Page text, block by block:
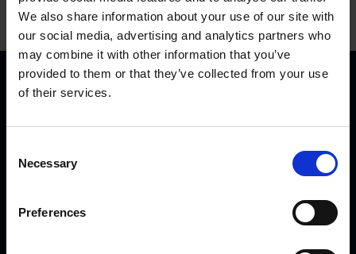
We also share information about your use of our site with
our social media, advertising and analytics partners who
may combine it with other information that you’ve
provided to them or that they’ve collected from your use
of their services.
Necessary
Preferences
sich der Konstruktion und Herstellung von
Klauenpflegeständen, Fangpferchen und Motortrolleys